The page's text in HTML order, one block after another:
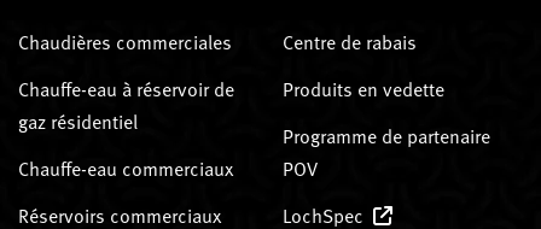
Chaudières commerciales
Chauffe-eau à réservoir de
gaz résidentiel
Chauffe-eau commerciaux
Réservoirs commerciaux
Centre de rabais
Produits en vedette
Programme de partenaire
POV
LochSpec